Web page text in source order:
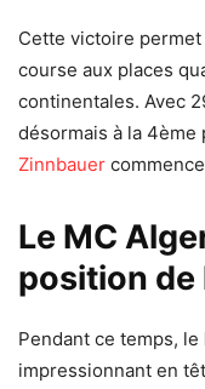
Cette victoire permet
course aux places
continentales. Avec
désormais à la 4ème
Zinnbauer
Le MC
position de
Pendant ce temps, le
impressionnant en